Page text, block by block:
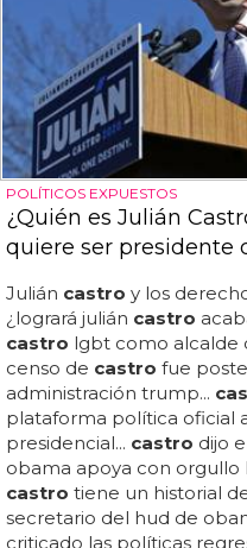
POLÍTICOS EXPUESTOS
¿Quién es Julián
quiere ser presidente
Julián castro y los
¿logrará julián castro
castro lgbt como alcalde
censo de castro fue
administración trump...
plataforma política oficial
presidencial... castro dijo
obama apoya con orgullo
castro tiene un historial
secretario del hud de
criticado las políticas